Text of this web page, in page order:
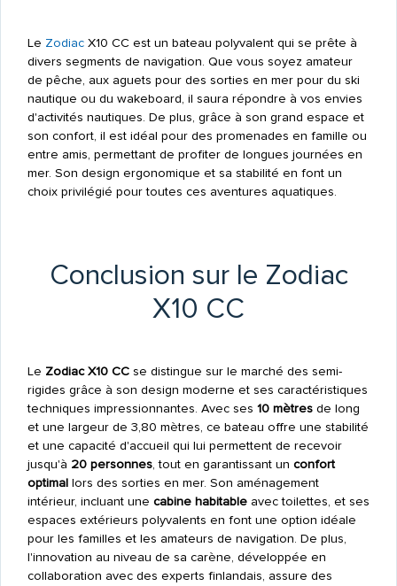
Le ZodiacX10 CC est un bateau polyvalent qui se prête à
divers segments de navigation. Que vous soyez amateur
de pêche, aux aguets pour des sorties en mer pour du ski
nautique ou du wakeboard, il saura répondre à vos envies
d'activités nautiques. De plus, grâce à son grand espace et
son confort, il est idéal pour des promenades en famille ou
entre amis, permettant de profiter de longues journées en
mer. Son design ergonomique et sa stabilité en font un
choix privilégié pour toutes ces aventures aquatiques.
Conclusion sur le Zodiac
X10 CC
Le Zodiac X10 CCse distingue sur le marché des semi-
rigides grâce à son design moderne et ses caractéristiques
techniques impressionnantes. Avec ses 10 mètresde long
et une largeur de 3,80 mètres, ce bateau offre une stabilité
et une capacité d'accueil qui lui permettent de recevoir
jusqu'à 20 personnes, tout en garantissant un confort
optimallors des sorties en mer. Son aménagement
intérieur, incluant une cabine habitableavec toilettes, et ses
espaces extérieurs polyvalents en font une option idéale
pour les familles et les amateurs de navigation. De plus,
l'innovation au niveau de sa carène, développée en
collaboration avec des experts finlandais, assure des